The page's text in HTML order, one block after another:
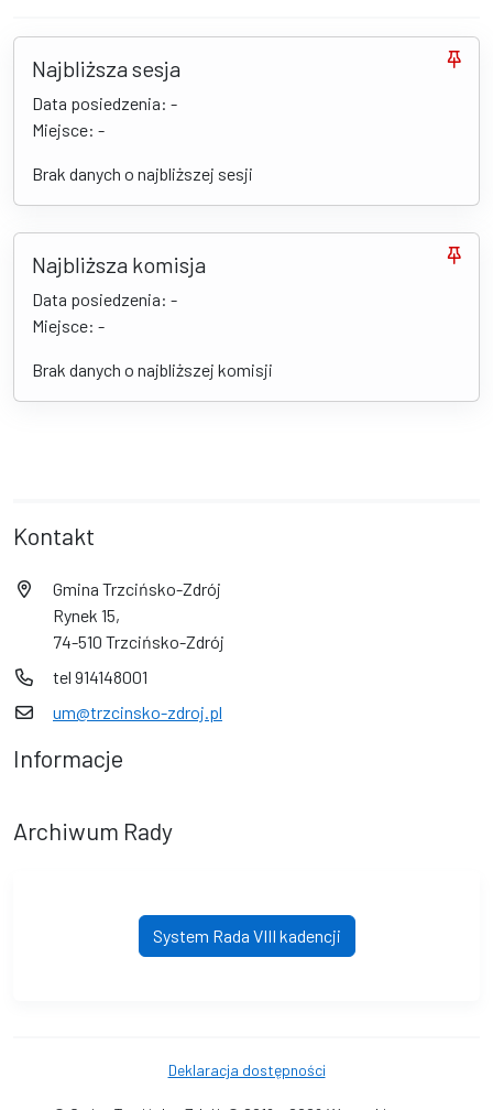
Najbliższa sesja
Data posiedzenia: -
Miejsce: -
Brak danych o najbliższej sesji
Najbliższa komisja
Data posiedzenia: -
Miejsce: -
Brak danych o najbliższej komisji
Kontakt
Gmina Trzcińsko-Zdrój
Rynek 15,
74-510 Trzcińsko-Zdrój
tel 914148001
um@trzcinsko-zdroj.pl
Informacje
Archiwum Rady
System Rada VIII kadencji
Deklaracja dostępności